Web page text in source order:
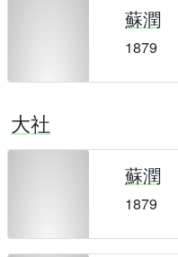
蘇潤
1879
大社
蘇潤
1879